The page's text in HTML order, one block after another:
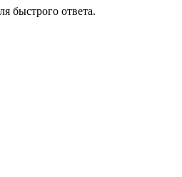
быстрого ответа.